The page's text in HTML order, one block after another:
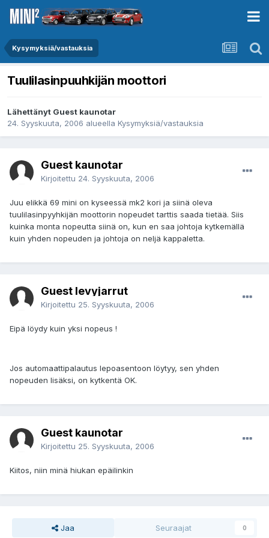
Kysymyksiä/vastauksia
Tuulilasinpuuhkijän moottori
Lähettänyt Guest kaunotar
24. Syyskuuta, 2006 alueella Kysymyksiä/vastauksia
Guest kaunotar
Kirjoitettu 24. Syyskuuta, 2006
Juu elikkä 69 mini on kyseessä mk2 kori ja siinä oleva
tuulilasinpyyhkijän moottorin nopeudet tarttis saada tietää. Siis
kuinka monta nopeutta siinä on, kun en saa johtoja kytkemällä
kuin yhden nopeuden ja johtoja on neljä kappaletta.
Guest levyjarrut
Kirjoitettu 25. Syyskuuta, 2006
Eipä löydy kuin yksi nopeus !
Jos automaattipalautus lepoasentoon löytyy, sen yhden
nopeuden lisäksi, on kytkentä OK.
Guest kaunotar
Kirjoitettu 25. Syyskuuta, 2006
Kiitos, niin minä hiukan epäilinkin
Jaa Seuraajat 0